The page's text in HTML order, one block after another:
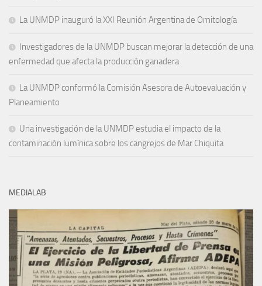
La UNMDP inauguró la XXI Reunión Argentina de Ornitología
Investigadores de la UNMDP buscan mejorar la detección de una
enfermedad que afecta la producción ganadera
La UNMDP conformó la Comisión Asesora de Autoevaluación y
Planeamiento
Una investigación de la UNMDP estudia el impacto de la
contaminación lumínica sobre los cangrejos de Mar Chiquita
MEDIALAB